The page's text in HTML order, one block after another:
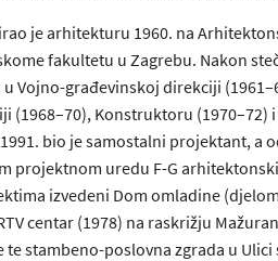
je arhitekturu 1960. na
fakultetu u Zagrebu. Nakon
u Vojno-građevinskoj direkciji
(1968–70), Konstruktoru (1970–72)
bio je samostalni projektant, a
projektnom uredu F-G
izvedeni Dom omladine
centar (1978) na raskrižju
te stambeno-poslovna zgrada u Ulici